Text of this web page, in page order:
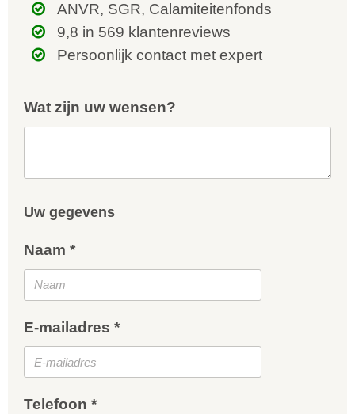
ANVR, SGR, Calamiteitenfonds
9,8 in 569 klantenreviews
Persoonlijk contact met expert
Wat zijn uw wensen?
Uw gegevens
Naam *
E-mailadres *
Telefoon *